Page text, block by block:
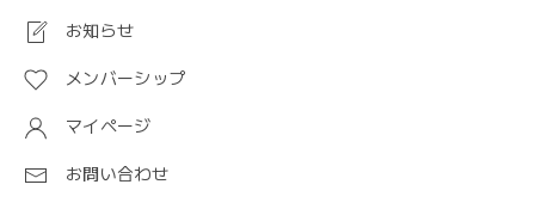
お知らせ
メンバーシップ
マイページ
お問い合わせ